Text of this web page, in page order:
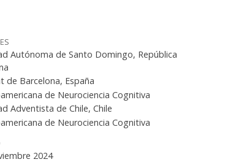
Autónoma de Santo Domingo, República
de Barcelona, España
de Neurociencia Cognitiva
Adventista de Chile, Chile
de Neurociencia Cognitiva
2024